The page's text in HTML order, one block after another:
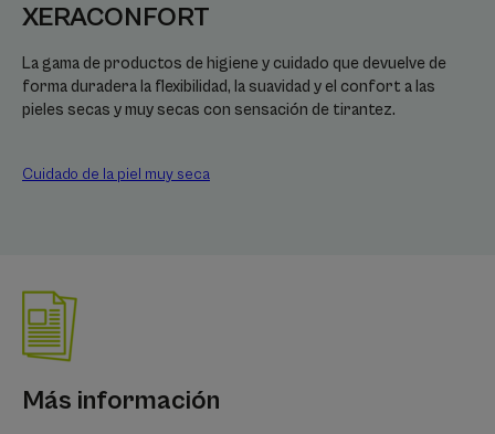
XERACONFORT
La gama de productos de higiene y cuidado que devuelve de
forma duradera la flexibilidad, la suavidad y el confort a las
pieles secas y muy secas con sensación de tirantez.
Cuidado de la piel muy seca
Más información